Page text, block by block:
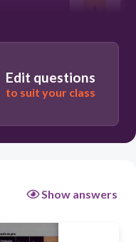
Edit questions
to suit your class
Show answers